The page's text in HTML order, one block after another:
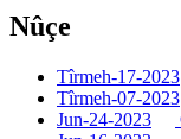
Nûçe
Tîrmeh-17-2023
Tîrmeh-07-2023
Jun-24-2023